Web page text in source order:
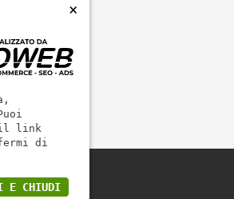
×
il link
di
E CHIUDI